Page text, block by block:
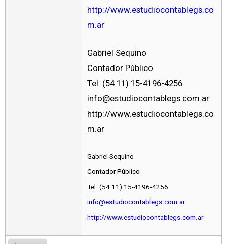
http://www.estudiocontablegs.co
m.ar
Gabriel Sequino
Contador Público
Tel. (54 11) 15-4196-4256
info@estudiocontablegs.com.ar
http://www.estudiocontablegs.co
m.ar
Gabriel Sequino
Contador Público
Tel. (54 11) 15-4196-4256
info@estudiocontablegs.com.ar
http://www.estudiocontablegs.com.ar